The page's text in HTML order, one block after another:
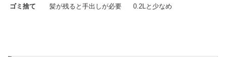
ゴミ捨て
髪が残ると手出しが必要 0.2Lと少なめ